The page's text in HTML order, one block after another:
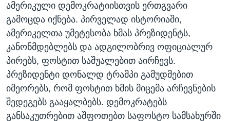
ᲓᲔᲖᲘᲜᲤᲝᲠᲛᲐᲪᲘᲐ
ამერიკული დემოკრატიისთვის ერთგვარი
გამოცდა იქნება. პირველად ისტორიაში,
ამერიკელთა უმეტესობა ხმას პრეზიდენტს,
კანონმდებლებს და ადგილობრივ ოფიციალურ
პირებს, ფოსტით საშუალებით აირჩევს.
პრეზიდენტი დონალდ ტრამპი გამუდმებით
იმეორებს, რომ ფოსტით ხმის მიცემა არჩევნების
შედეგებს გააყალბებს. დემოკრატებს
განსაკუთრებით აშფოთებთ საფოსტო სამსახურში